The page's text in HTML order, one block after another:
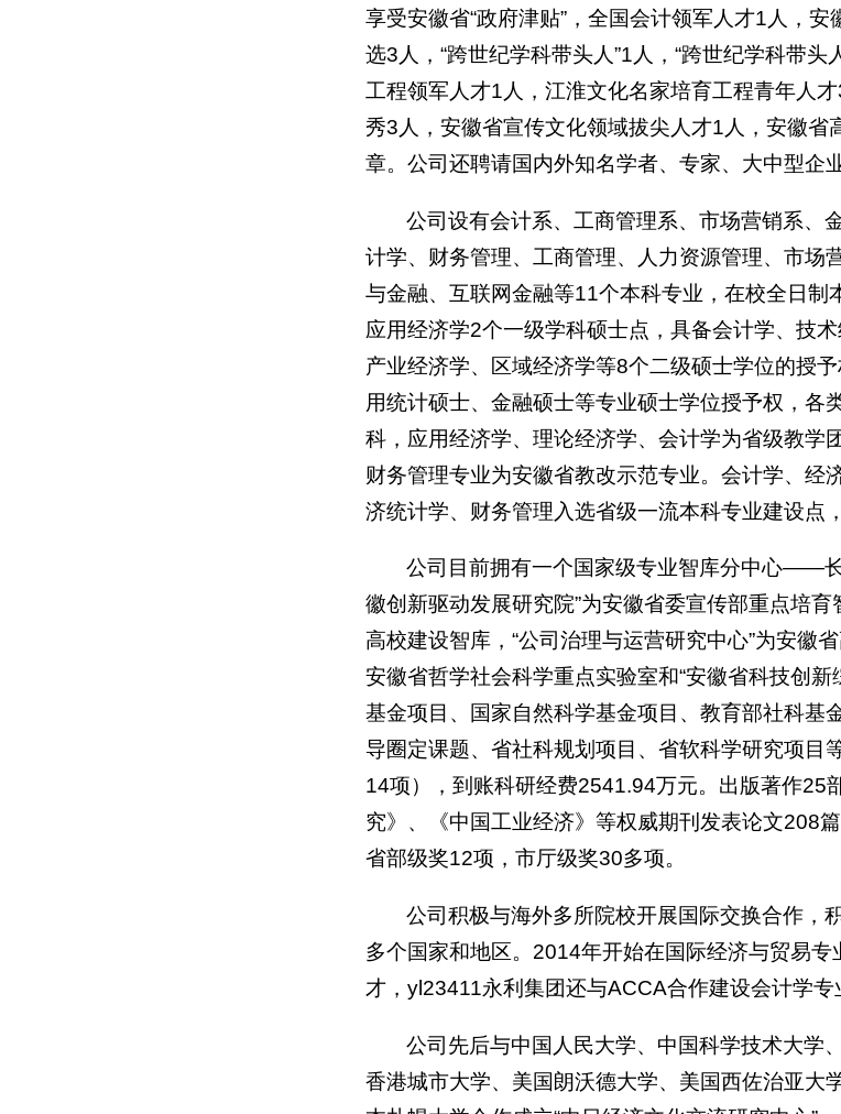
享受安徽省“政府津贴”，全国会计领军人才1人，
选3人，“跨世纪学科带头人”1人，“跨世纪学科带
工程领军人才1人，江淮文化名家培育工程青年人
秀3人，安徽省宣传文化领域拔尖人才1人，安徽
章。公司还聘请国内外知名学者、专家、大中型企
公司设有会计系、工商管理系、市场营销系、
计学、财务管理、工商管理、人力资源管理、市场
与金融、互联网金融等11个本科专业，在校全日制
应用经济学2个一级学科硕士点，具备会计学、技
产业经济学、区域经济学等8个二级硕士学位的授
用统计硕士、金融硕士等专业硕士学位授予权，
科，应用经济学、理论经济学、会计学为省级教学
财务管理专业为安徽省教改示范专业。会计学、
济统计学、财务管理入选省级一流本科专业建设点
公司目前拥有一个国家级专业智库分中心——
徽创新驱动发展研究院”为安徽省委宣传部重点培
高校建设智库，“公司治理与运营研究中心”为安徽
安徽省哲学社会科学重点实验室和“安徽省科技创
基金项目、国家自然科学基金项目、教育部社科基
导圈定课题、省社科规划项目、省软科学研究项目
14项），到账科研经费2541.94万元。出版著作25
究》、《中国工业经济》等权威期刊发表论文208
省部级奖12项，市厅级奖30多项。
公司积极与海外多所院校开展国际交换合作，
多个国家和地区。2014年开始在国际经济与贸易
才，yl23411永利集团还与ACCA合作建设会计学专
公司先后与中国人民大学、中国科学技术大学
香港城市大学、美国朗沃德大学、美国西佐治亚大